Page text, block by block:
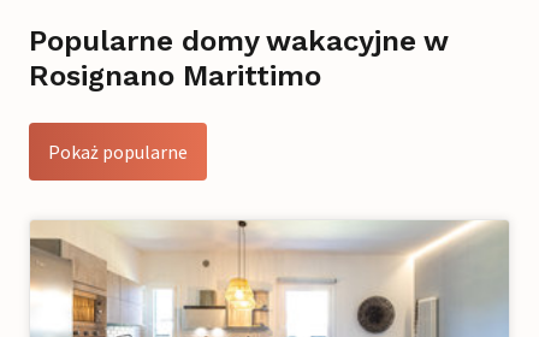
Popularne domy wakacyjne w
Rosignano Marittimo
Pokaż popularne